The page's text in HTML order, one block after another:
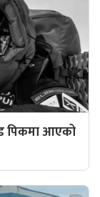
पिकमा आएको